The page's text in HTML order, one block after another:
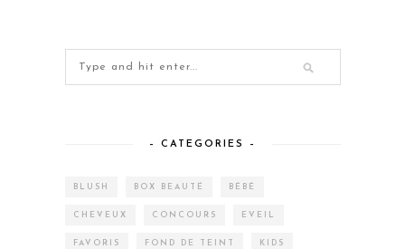
– CATEGORIES –
BLUSH BOX BEAUTÉ BÉBÉ
CHEVEUX CONCOURS EVEIL
FAVORIS FOND DE TEINT KIDS